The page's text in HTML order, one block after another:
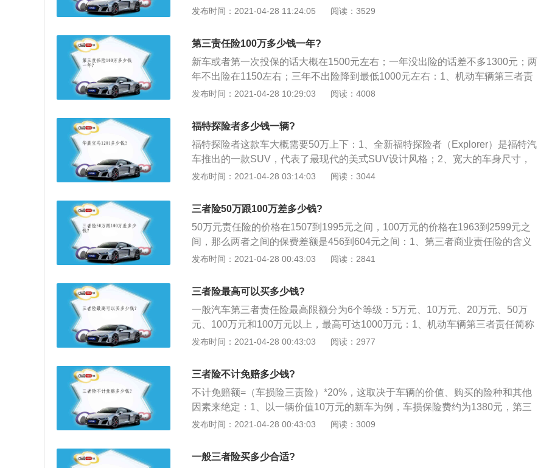
元；2、在第三者责任险的保险中，最重要的是要考虑自身的经济状况和所在地
起；3、第三者责任保险功能在发生事故后，需要赔付的金额超过了交强险最高
赔付额，则第三者责任保险开始介入，按比例支付超出部分的金额。
发布时间：2021-04-28 11:24:05 阅读：3529
第三责任险100万多少钱一年?
新车或者第一次投保的话大概在1500元左右；一年没出险的话差不多1300元；两
年不出险在1150左右；三年不出险降到最低1000元左右：1、机动车辆第三者责
任简称为第三者责任险，是指被保险人或其允许的驾驶人员在使用保险车辆过程
人承担的经济责任，保险公司负责赔偿；2、同时，若经保险公司书面同意，被
保险人因此发生仲裁或诉讼费用的，保险公司在责任限额以外赔偿，但最高不超
过责任限额的30%。绝大多数的地方政府将第三者责任险列为强制保险险种，不
买这个保险，机动车便上不了牌也不能年检；3、以往绝大多数的地方政府将第
三者责任险列为强制保险险种，不买这个保险，机动车便上不了牌也不能年检。
保险。因为交强险在对第三者的财产损失和医疗费用部分赔偿较低，可考虑购买
第三者责任险作为交强险的补充。
发布时间：2021-04-28 10:29:03 阅读：4008
福特探险者多少钱一辆?
福特探险者这款车大概需要50万上下：1、全新福特探险者（Explorer）是福特汽
车推出的一款SUV，代表了最现代的美式SUV设计风格；2、宽大的车身尺寸，
灵活、流畅的车身线条与肌肉感的车身融合于一身，呈现运动感十足的外观，并
引入中国市场，将强大的SUV性能与精良的品质合二为一。
发布时间：2021-04-28 03:14:03 阅读：3044
三者险50万跟100万差多少钱?
50万元责任险的价格在1507到1995元之间，100万元的价格在1963到2599元之
间，那么两者之间的保费差额是456到604元之间：1、第三者商业责任险的含义
是指被保险人或其允许的合法驾驶人员在使用被保险车辆过程中发生的意外事
任，保险公司负责赔偿；2、自从交强险出台后，第三者责任险已成为非强制性
的保险，可作为交强险的补充；3、第三者商业责任险又称第三者责任险，以往
绝大多数的地方政府将第三者责任险列为强制保险险种，不买这个保险，机动车
便上不了牌也不能年检；4、在机动车交通强制保险（简称交强险）出台后，第
三者责任险已成为非强制性的保险；5、因为交强险在对第三者的财产损失和医
发布时间：2021-04-28 00:43:03 阅读：2841
三者险最高可以买多少钱?
一般汽车第三者责任险最高限额分为6个等级：5万元、10万元、20万元、50万
元、100万元和100万元以上，最高可达1000万元：1、机动车辆第三者责任简称
为第三者责任险，是指被保险人或其允许的驾驶人员在使用保险车辆过程中发生
的经济责任；2、保险公司负责赔偿。同时，若经保险公司书面同意，被保险人
因此发生仲裁或诉讼费用的，保险公司在责任限额以外赔偿，但最高不超过责任
限额的30%；3、绝大多数的地方政府将第三者责任险列为强制保险险种，不买
这个保险，机动车便上不了牌也不能年检。
发布时间：2021-04-28 00:43:03 阅读：2977
三者险不计免赔多少钱?
不计免赔额=（车损险三责险）*20%，这取决于车辆的价值、购买的险种和其他
因素来绝定：1、以一辆价值10万元的新车为例，车损保险费约为1380元，第三
责任保险费约为1000元，免赔额为476元；2、如果车主没有投保车损险，那么不
或三者责任险）的附加风险，它需要以投保的“主险”为投保前提条件，不可以单
独进行投保。
发布时间：2021-04-28 00:43:03 阅读：3009
一般三者险买多少合适?